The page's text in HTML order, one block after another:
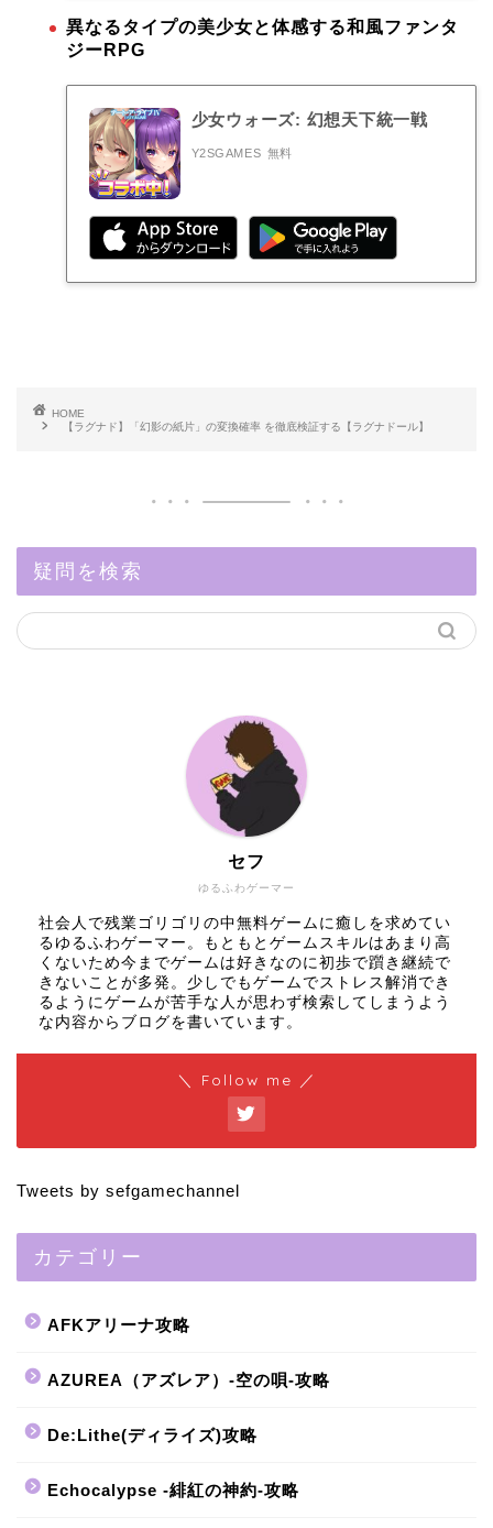
異なるタイプの美少女と体感する和風ファンタ
ジーRPG
少女ウォーズ: 幻想天下統一戦
Y2SGAMES 無料
HOME
【ラグナド】「幻影の紙片」の変換確率 を徹底検証する【ラグナドール】
疑問を検索
ゆるふわゲーマー
セフ
社会人で残業ゴリゴリの中無料ゲームに癒しを求めてい
るゆるふわゲーマー。もともとゲームスキルはあまり高
くないため今までゲームは好きなのに初歩で躓き継続で
きないことが多発。少しでもゲームでストレス解消でき
るようにゲームが苦手な人が思わず検索してしまうよう
な内容からブログを書いています。
＼ Follow me ／
Tweets by sefgamechannel
カテゴリー
AFKアリーナ攻略
AZUREA（アズレア）-空の唄-攻略
De:Lithe(ディライズ)攻略
Echocalypse -緋紅の神約-攻略